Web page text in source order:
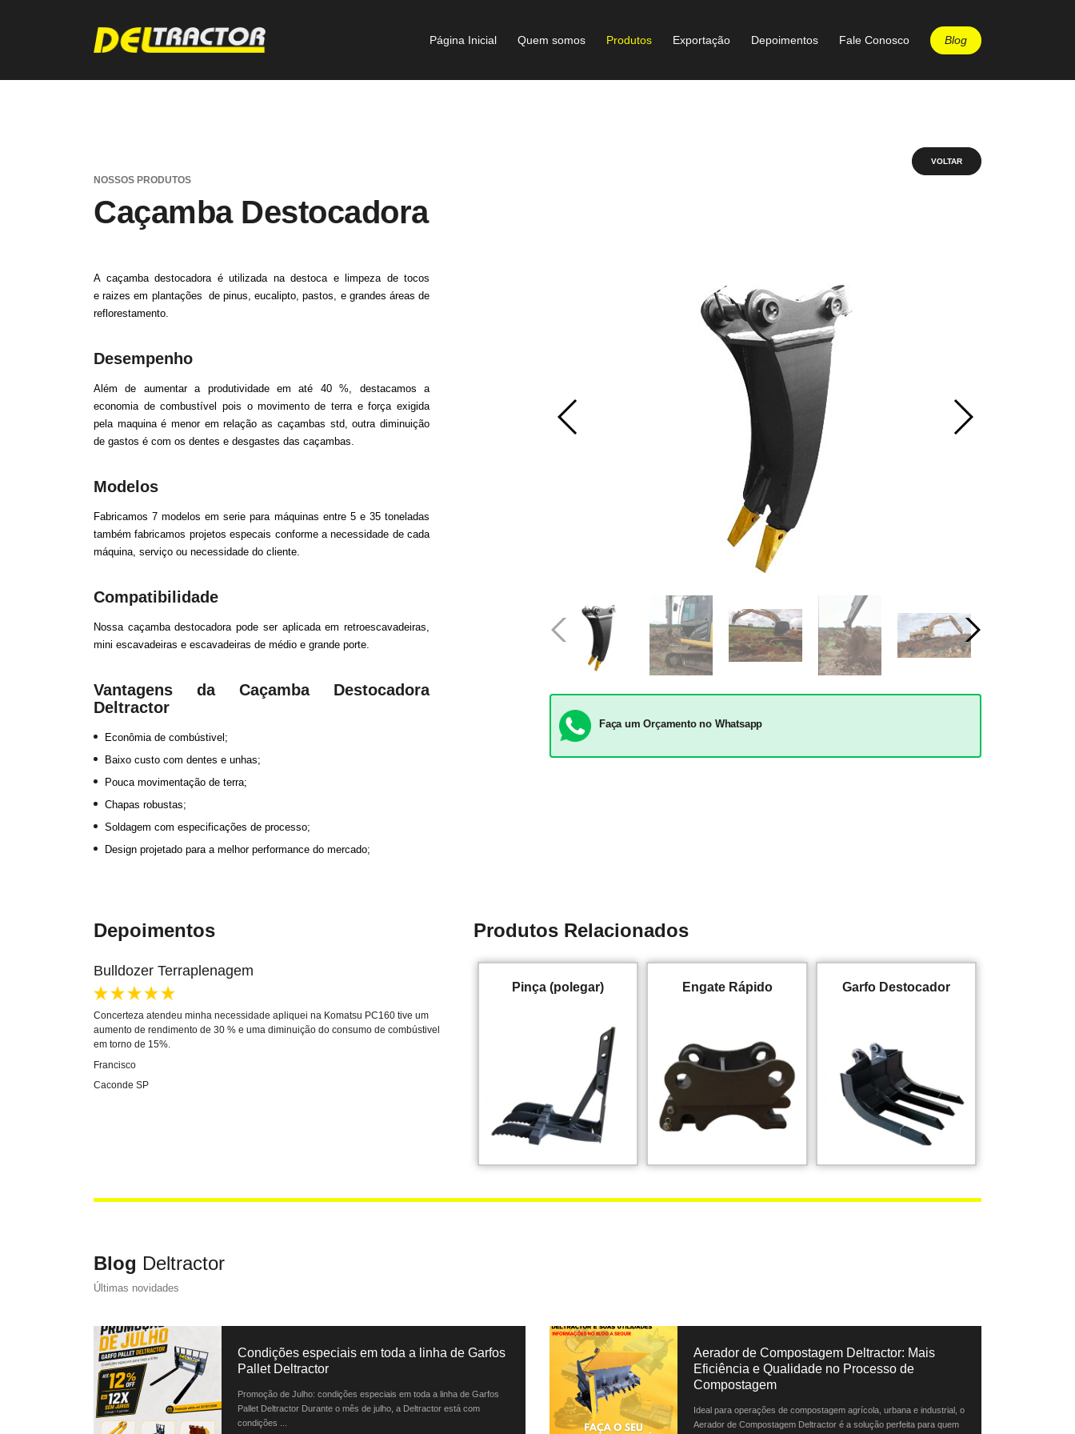
Página Inicial Quem somos Produtos Exportação Depoimentos Fale Conosco Blog
VOLTAR
NOSSOS PRODUTOS
Caçamba Destocadora
Faça um Orçamento no Whatsapp
A caçamba destocadora é utilizada na destoca e limpeza de tocos
e raizes em plantações de pinus, eucalipto, pastos, e grandes áreas de
reflorestamento.
Desempenho
Além de aumentar a produtividade em até 40 %, destacamos a
economia de combustível pois o movimento de terra e força exigida
pela maquina é menor em relação as caçambas std, outra diminuição
de gastos é com os dentes e desgastes das caçambas.
Modelos
Fabricamos 7 modelos em serie para máquinas entre 5 e 35 toneladas
também fabricamos projetos especais conforme a necessidade de cada
máquina, serviço ou necessidade do cliente.
Compatibilidade
Nossa caçamba destocadora pode ser aplicada em retroescavadeiras,
mini escavadeiras e escavadeiras de médio e grande porte.
Vantagens da Caçamba Destocadora
Deltractor
Econômia de combústivel;
Baixo custo com dentes e unhas;
Pouca movimentação de terra;
Chapas robustas;
Soldagem com especificações de processo;
Design projetado para a melhor performance do mercado;
Depoimentos
Bulldozer Terraplenagem
Concerteza atendeu minha necessidade apliquei na Komatsu PC160 tive um
aumento de rendimento de 30 % e uma diminuição do consumo de combústivel
em torno de 15%.
Francisco
Caconde SP
Produtos Relacionados
Pinça (polegar) Engate Rápido Garfo Destocador
Blog Deltractor
Últimas novidades
Condições especiais em toda a linha de Garfos
Pallet Deltractor
Promoção de Julho: condições especiais em toda a linha de Garfos
Pallet Deltractor Durante o mês de julho, a Deltractor está com
condições ...
Aerador de Compostagem Deltractor: Mais
Eficiência e Qualidade no Processo de
Compostagem
Ideal para operações de compostagem agrícola, urbana e industrial, o
Aerador de Compostagem Deltractor é a solução perfeita para quem